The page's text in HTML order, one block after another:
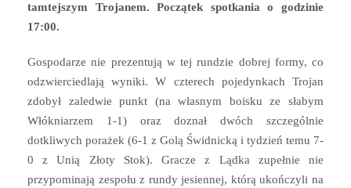
tamtejszym Trojanem. Początek spotkania o godzinie
17:00.
Gospodarze nie prezentują w tej rundzie dobrej formy, co
odzwierciedlają wyniki. W czterech pojedynkach Trojan
zdobył zaledwie punkt (na własnym boisku ze słabym
Włókniarzem 1-1) oraz doznał dwóch szczególnie
dotkliwych porażek (6-1 z Golą Świdnicką i tydzień temu 7-
0 z Unią Złoty Stok). Gracze z Lądka zupełnie nie
przypominają zespołu z rundy jesiennej, którą ukończyli na